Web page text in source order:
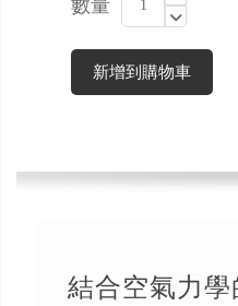
數量
新增到購物車
結合空氣力